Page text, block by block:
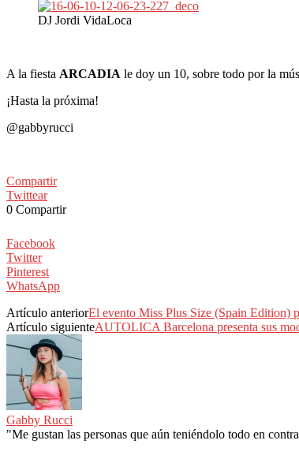
DJ Jordi VidaLoca
A la fiesta ARCADIA le doy un 10, sobre todo por la
¡Hasta la próxima!
@gabbyrucci
Compartir
Twittear
0 Compartir
Facebook
Twitter
Pinterest
WhatsApp
Artículo anteriorEl evento Miss Plus Size (Spain Edition)
Artículo siguienteAUTOLICA Barcelona presenta sus
Gabby Rucci
"Me gustan las personas que aún teniéndolo todo en